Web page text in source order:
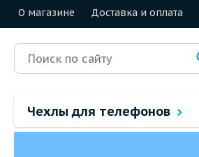
О магазине Доставка и оплата
Чехлы для телефонов